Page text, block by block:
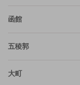
函館
五稜郭
大町